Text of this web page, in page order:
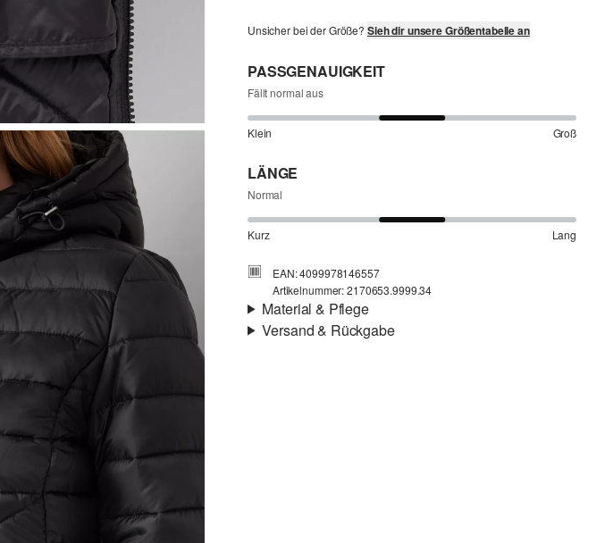
Unsicher bei der Größe? Sieh dir unsere Größentabelle an
PASSGENAUIGKEIT
Fällt normal aus
Klein Groß
LÄNGE
Normal
Kurz Lang
EAN: 4099978146557
Artikelnummer: 2170653.9999.34
Material & Pflege
Versand & Rückgabe